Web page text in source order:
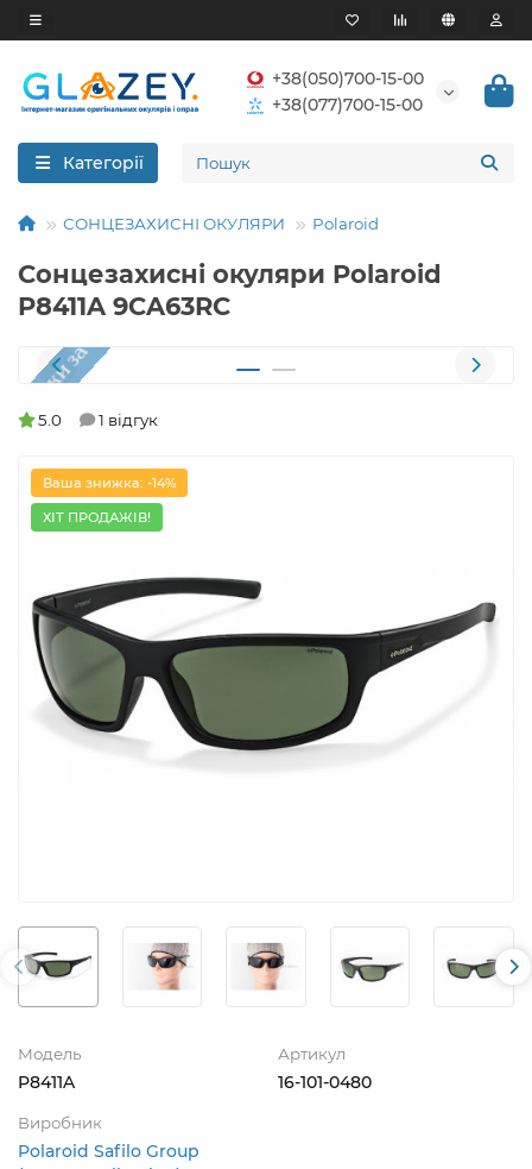
+38(050)700-15-00
+38(077)700-15-00
Категорії
СОНЦЕЗАХИСНІ ОКУЛЯРИ Polaroid
Сонцезахисні окуляри Polaroid
P8411A 9CA63RC
5.0 1 відгук
Ваша знижка: -14%
ХІТ ПРОДАЖІВ!
Модель
P8411A
Артикул
16-101-0480
Виробник
Polaroid Safilo Group